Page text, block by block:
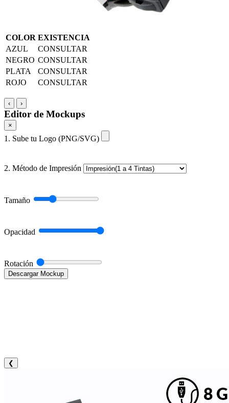
COLOR EXISTENCIA
AZUL
CONSULTAR
NEGRO CONSULTAR
PLATA
CONSULTAR
ROJO
CONSULTAR
‹ ›
Editor de Mockups
×
1. Sube tu Logo (PNG/SVG)
2. Método de Impresión
Tamaño
Opacidad
Rotación
Descargar Mockup
❮